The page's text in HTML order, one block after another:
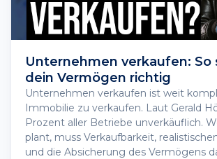
Unternehmen verkaufen: So
dein Vermögen richtig
Unternehmen verkaufen ist weit
Immobilie zu verkaufen. Laut Gerald
Prozent aller Betriebe unverkäuflich.
plant, muss Verkaufbarkeit,
und die Absicherung des Vermögens